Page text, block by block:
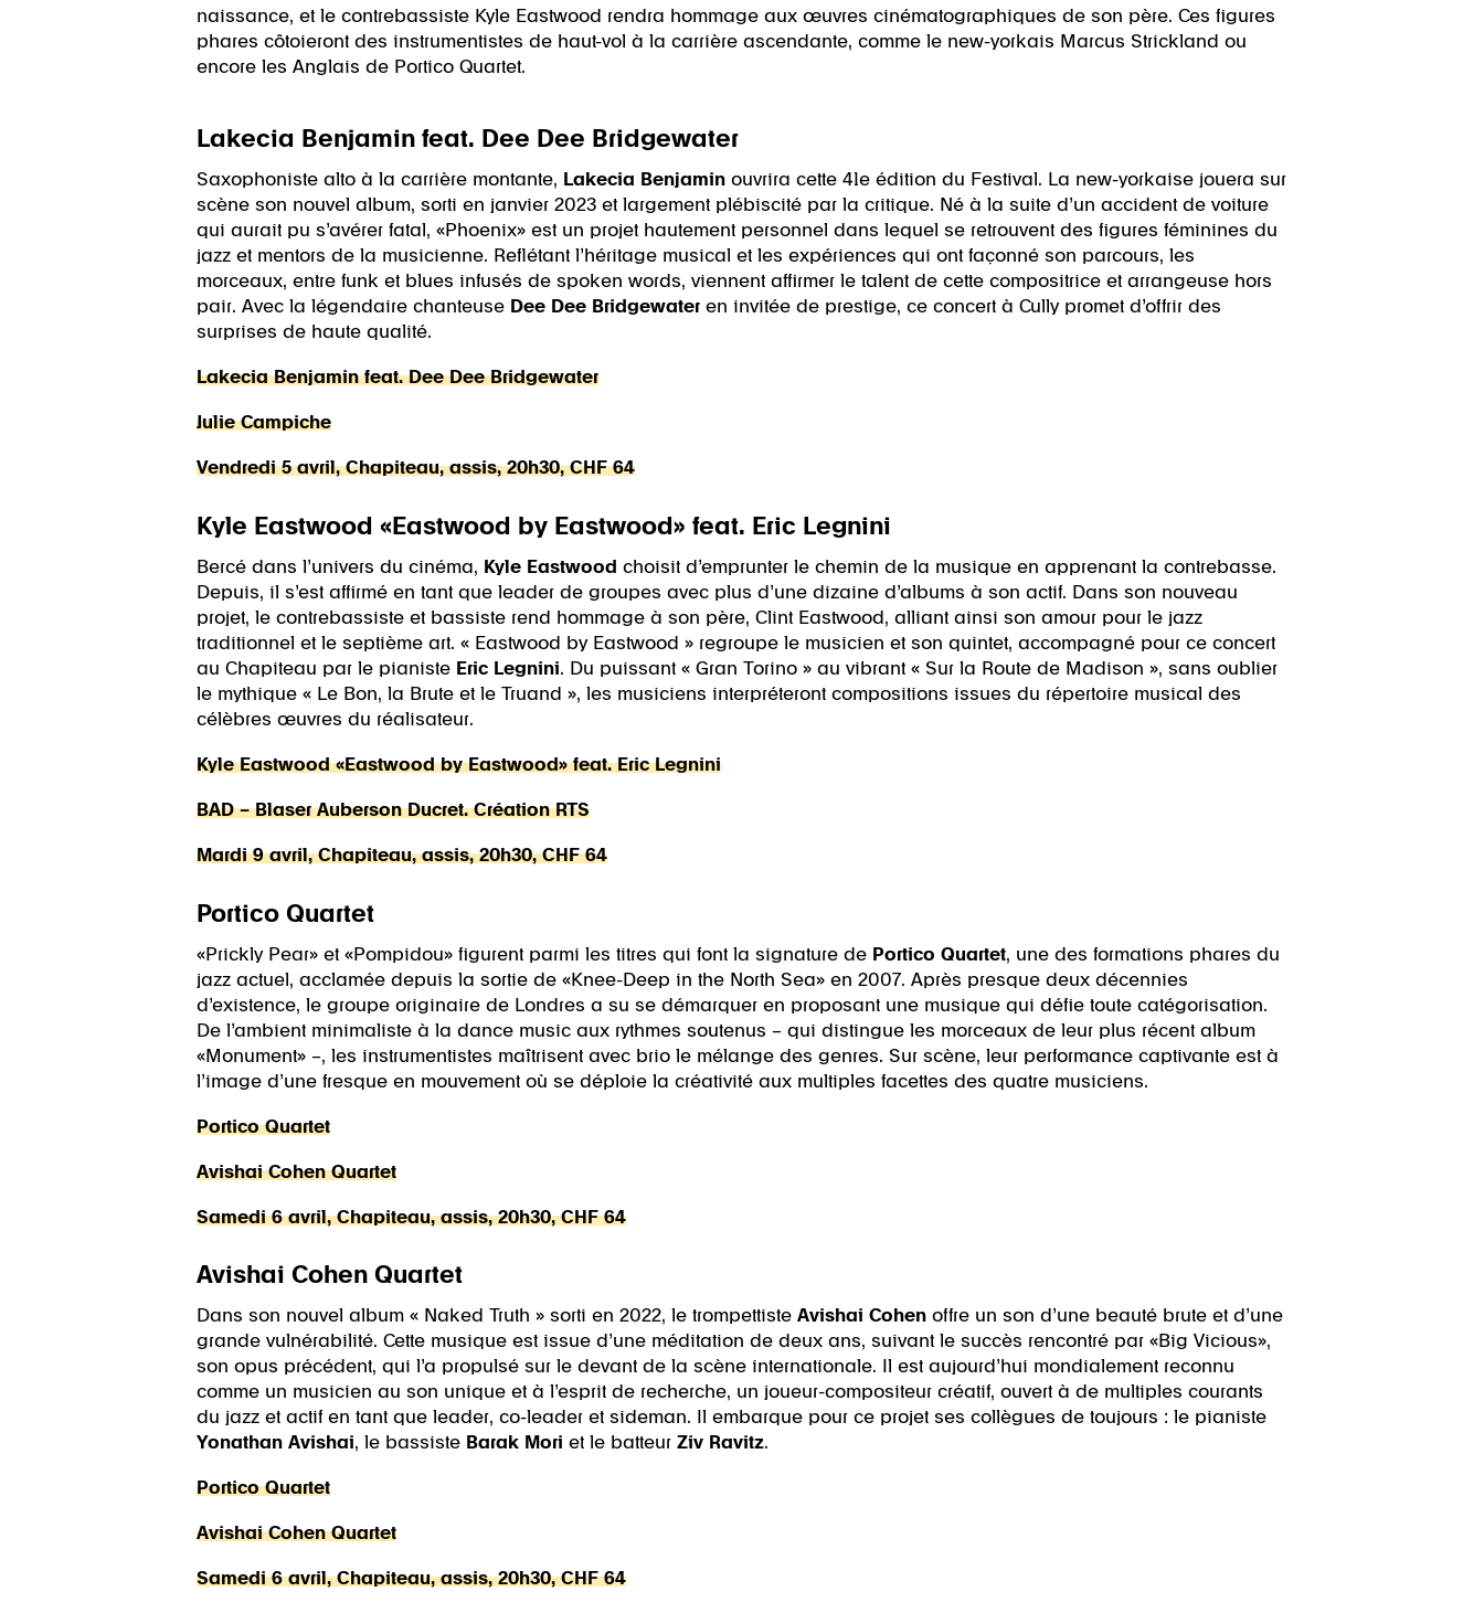
naissance, et le contrebassiste Kyle Eastwood rendra hommage aux œuvres cinématographiques de son père. Ces figures
phares côtoieront des instrumentistes de haut-vol à la carrière ascendante, comme le new-yorkais Marcus Strickland ou
encore les Anglais de Portico Quartet.
Lakecia Benjamin feat. Dee Dee Bridgewater
Saxophoniste alto à la carrière montante, Lakecia Benjamin ouvrira cette 41e édition du Festival. La new-yorkaise jouera sur
scène son nouvel album, sorti en janvier 2023 et largement plébiscité par la critique. Né à la suite d’un accident de voiture
qui aurait pu s’avérer fatal, «Phoenix» est un projet hautement personnel dans lequel se retrouvent des figures féminines du
jazz et mentors de la musicienne. Reflétant l’héritage musical et les expériences qui ont façonné son parcours, les
morceaux, entre funk et blues infusés de spoken words, viennent affirmer le talent de cette compositrice et arrangeuse hors
pair. Avec la légendaire chanteuse Dee Dee Bridgewater en invitée de prestige, ce concert à Cully promet d’offrir des
surprises de haute qualité.
Lakecia Benjamin feat. Dee Dee Bridgewater
Julie Campiche
Vendredi 5 avril, Chapiteau, assis, 20h30, CHF 64
Kyle Eastwood «Eastwood by Eastwood» feat. Eric Legnini
Bercé dans l’univers du cinéma, Kyle Eastwood choisit d’emprunter le chemin de la musique en apprenant la contrebasse.
Depuis, il s’est affirmé en tant que leader de groupes avec plus d’une dizaine d’albums à son actif. Dans son nouveau
projet, le contrebassiste et bassiste rend hommage à son père, Clint Eastwood, alliant ainsi son amour pour le jazz
traditionnel et le septième art. « Eastwood by Eastwood » regroupe le musicien et son quintet, accompagné pour ce concert
au Chapiteau par le pianiste Eric Legnini. Du puissant « Gran Torino » au vibrant « Sur la Route de Madison », sans oublier
le mythique « Le Bon, la Brute et le Truand », les musiciens interpréteront compositions issues du répertoire musical des
célèbres œuvres du réalisateur.
Kyle Eastwood «Eastwood by Eastwood» feat. Eric Legnini
BAD – Blaser Auberson Ducret. Création RTS
Mardi 9 avril, Chapiteau, assis, 20h30, CHF 64
Portico Quartet
«Prickly Pear» et «Pompidou» figurent parmi les titres qui font la signature de Portico Quartet, une des formations phares du
jazz actuel, acclamée depuis la sortie de «Knee-Deep in the North Sea» en 2007. Après presque deux décennies
d’existence, le groupe originaire de Londres a su se démarquer en proposant une musique qui défie toute catégorisation.
De l’ambient minimaliste à la dance music aux rythmes soutenus – qui distingue les morceaux de leur plus récent album
«Monument» –, les instrumentistes maîtrisent avec brio le mélange des genres. Sur scène, leur performance captivante est à
l’image d’une fresque en mouvement où se déploie la créativité aux multiples facettes des quatre musiciens.
Portico Quartet
Avishai Cohen Quartet
Samedi 6 avril, Chapiteau, assis, 20h30, CHF 64
Avishai Cohen Quartet
Dans son nouvel album « Naked Truth » sorti en 2022, le trompettiste Avishai Cohen offre un son d’une beauté brute et d’une
grande vulnérabilité. Cette musique est issue d’une méditation de deux ans, suivant le succès rencontré par «Big Vicious»,
son opus précédent, qui l’a propulsé sur le devant de la scène internationale. Il est aujourd’hui mondialement reconnu
comme un musicien au son unique et à l’esprit de recherche, un joueur-compositeur créatif, ouvert à de multiples courants
du jazz et actif en tant que leader, co-leader et sideman. Il embarque pour ce projet ses collègues de toujours : le pianiste
Yonathan Avishai, le bassiste Barak Mori et le batteur Ziv Ravitz.
Portico Quartet
Avishai Cohen Quartet
Samedi 6 avril, Chapiteau, assis, 20h30, CHF 64